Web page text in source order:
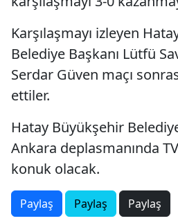
Karşılaşmayı izleyen
Belediye Başkanı Lütfü
Serdar Güven maçı
ettiler.
Hatay Büyükşehir
Ankara deplasmanında
konuk olacak.
Paylaş Paylaş Paylaş